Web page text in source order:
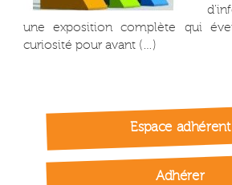
une exposition complète qui
curiosité pour avant (…)
Espace adhérent
Adhérer